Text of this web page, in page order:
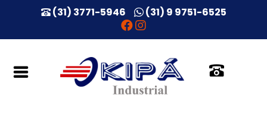
(31) 3771-5946 (31) 9 9751-6525
QUEM